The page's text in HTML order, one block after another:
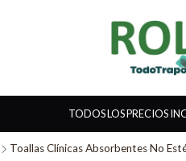
TODOS LOS PRECIOS
Toallas Clínicas Absorbentes No